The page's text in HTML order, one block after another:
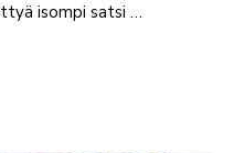
isompi satsi …